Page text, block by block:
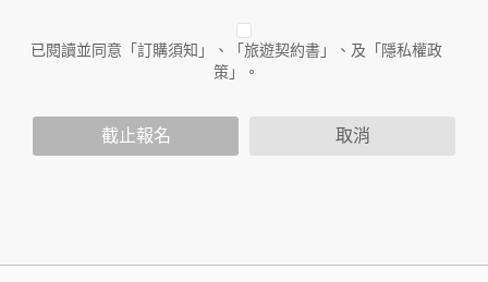
務時收集到的身份識別資料，也包括本公司如何處理在商業合
作與本公司合作時分享的任何身份識別資料。隱私權保護政策
不適用於本公司以外的公司或網站群，與非本站所僱用或管理
放連結的廠商也可能蒐集您個人的資料。對於您主動提供的個
人資訊，這些廣告廠商或連結網站有其個別的隱私權保護政
策，其資料處理措施不適用於本公司隱私權保護政策。
已閱讀並同意「訂購須知」、「旅遊契約書」、及「隱私權政
策」。
截止報名 取消